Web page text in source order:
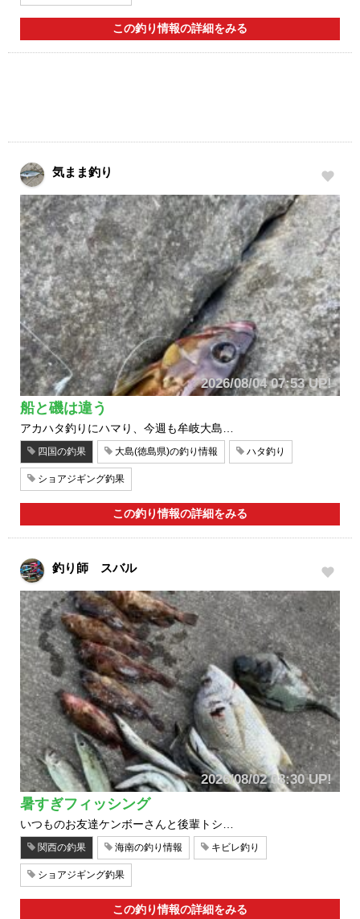
この釣り情報の詳細をみる
気まま釣り
2026/08/04 07:53 UP!
船と磯は違う
アカハタ釣りにハマり、今週も牟岐大島…
四国の釣果 大島(徳島県)の釣り情報 ハタ釣り
ショアジギング釣果
この釣り情報の詳細をみる
釣り師 スバル
2026/08/02 08:30 UP!
暑すぎフィッシング
いつものお友達ケンボーさんと後輩トシ…
関西の釣果 海南の釣り情報 キビレ釣り
ショアジギング釣果
この釣り情報の詳細をみる